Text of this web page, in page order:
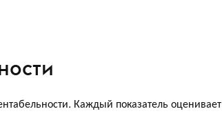
Каждый показатель оценивает